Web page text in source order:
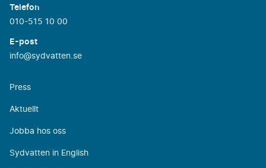
Telefon
010-515 10 00
E-post
info@sydvatten.se
Press
Aktuellt
Jobba hos oss
Sydvatten in English